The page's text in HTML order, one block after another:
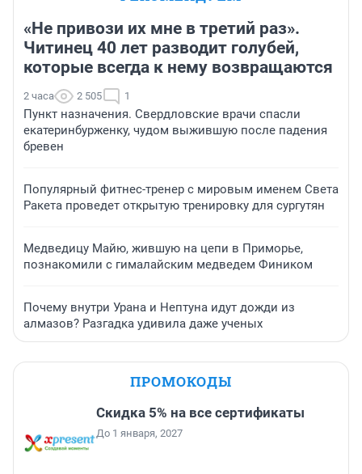
«Не привози их мне в третий раз».
Читинец 40 лет разводит голубей,
которые всегда к нему возвращаются
2 часа 2 505 1
Пункт назначения. Свердловские врачи спасли
екатеринбурженку, чудом выжившую после падения
бревен
Популярный фитнес-тренер с мировым именем Света
Ракета проведет открытую тренировку для сургутян
Медведицу Майю, жившую на цепи в Приморье,
познакомили с гималайским медведем Фиником
Почему внутри Урана и Нептуна идут дожди из
алмазов? Разгадка удивила даже ученых
ПРОМОКОДЫ
Скидка 5% на все сертификаты
До 1 января, 2027